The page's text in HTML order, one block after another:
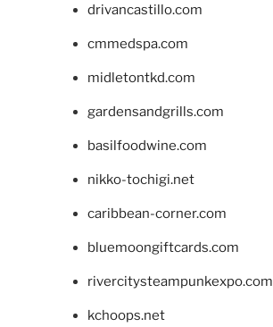
drivancastillo.com
cmmedspa.com
midletontkd.com
gardensandgrills.com
basilfoodwine.com
nikko-tochigi.net
caribbean-corner.com
bluemoongiftcards.com
rivercitysteampunkexpo.com
kchoops.net